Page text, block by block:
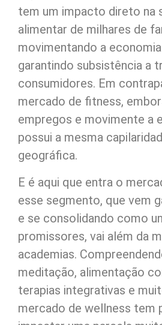
tem um impacto direto na
alimentar de milhares de
movimentando a
garantindo subsistência a
consumidores. Em
mercado de fitness,
empregos e movimente a
possui a mesma
geográfica.
E é aqui que entra o
esse segmento, que vem
e se consolidando como
promissores, vai além da
academias.
meditação, alimentação
terapias integrativas e
mercado de wellness tem